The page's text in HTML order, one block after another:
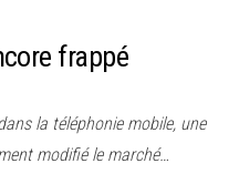
frappé
la téléphonie mobile, une
modifié le marché…